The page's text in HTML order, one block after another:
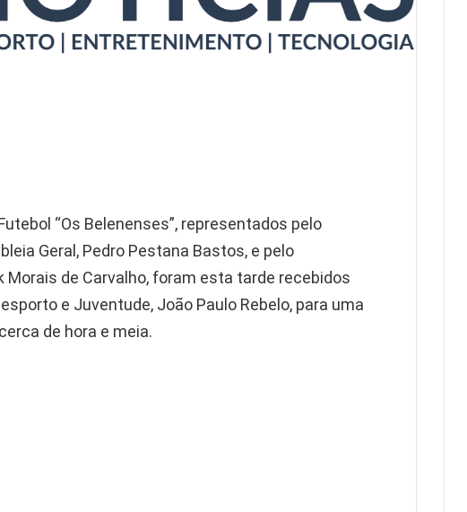
“Os Belenenses”, representados pelo
Geral, Pedro Pestana Bastos, e pelo
Morais de Carvalho, foram esta tarde recebidos
e Juventude, João Paulo Rebelo, para uma
de hora e meia.